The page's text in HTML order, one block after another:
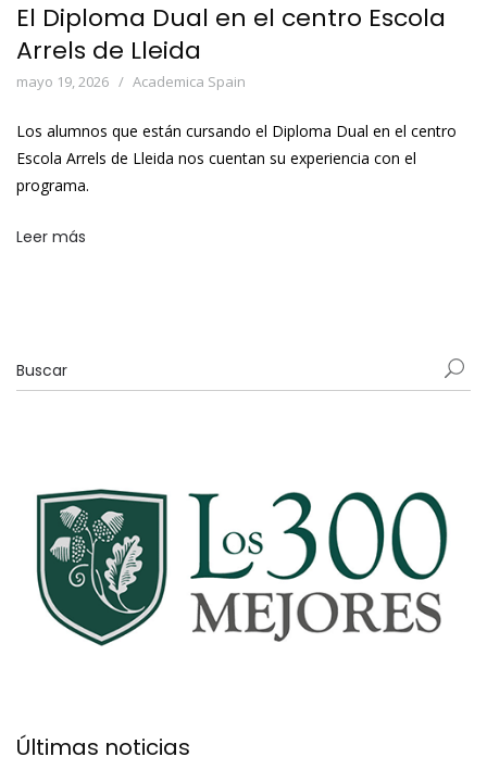
El Diploma Dual en el centro Escola
Arrels de Lleida
mayo 19, 2026 Academica Spain
Los alumnos que están cursando el Diploma Dual en el centro
Escola Arrels de Lleida nos cuentan su experiencia con el
programa.
Leer más
Últimas noticias